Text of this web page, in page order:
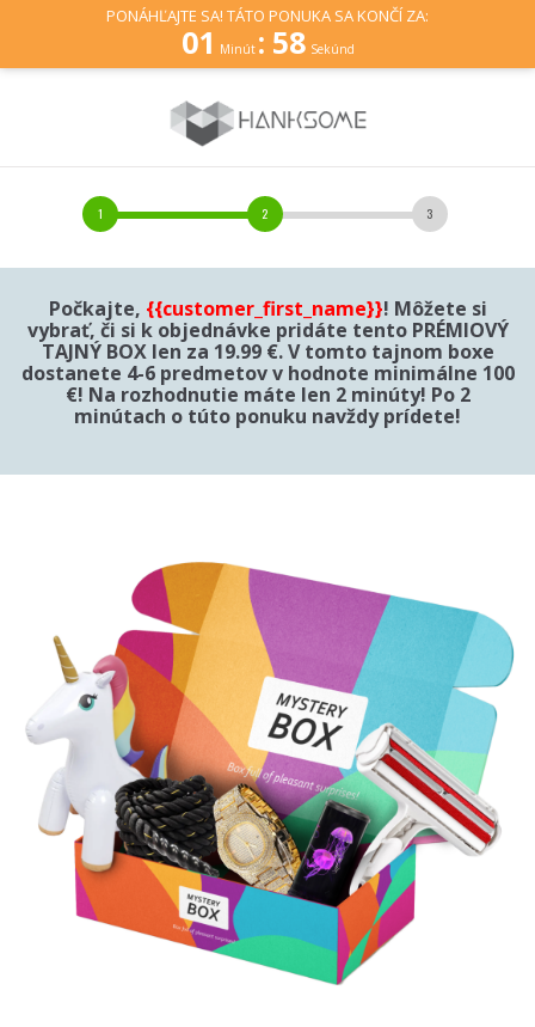
Počkajte, {{customer_first_name}}! Môžete si
vybrať, či si k objednávke pridáte tento PRÉMIOVÝ
TAJNÝ BOX len za 19.99 €. V tomto tajnom boxe
dostanete 4-6 predmetov v hodnote minimálne 100
€! Na rozhodnutie máte len 2 minúty! Po 2
minútach o túto ponuku navždy prídete!
PONÁHĽAJTE SA! TÁTO PONUKA SA KONČÍ ZA:
01 Minút : 58 Sekúnd